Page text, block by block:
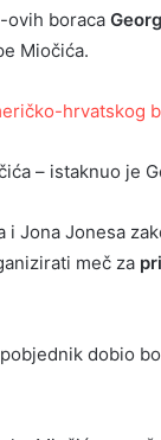
ovih boraca
Miočića.
hrvatskog
– istaknuo je
Jona Jonesa
meč za
dobio